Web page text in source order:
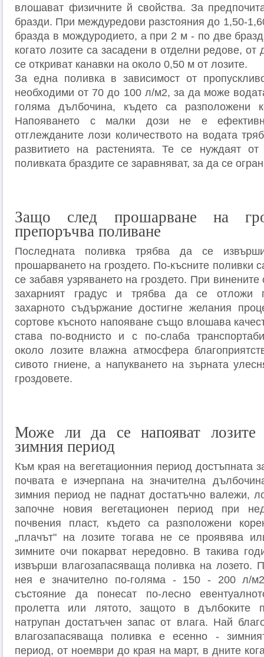
влошават физичните й свойства. За
бразди. При междуредови разстояния до 1,50-
бразда в мождуродието, а при 2 м - по две
когато лозите са засадени в отделни редове, от
се откриват канавки на около 0,50 м от лозите.
За една поливка в зависимост от
необходими от 70 до 100 л/м2, за да може
голяма дълбочина, където са разположени
Напояването с малки дози не е
отглежданите лози количеството на водата
развитието на растенията. Те се нуждаят
поливката браздите се заравняват, за да се
Защо след прошарване на
препоръчва поливане
Последната поливка трябва да се
прошарването на гроздето. По-късните поливки
се забавя узряването на гроздето. При
захарният градус и трябва да се отложи
захарното съдържание достигне желания
сортове късното напояване също влошава
става по-воднисто и с по-слаба
около лозите влажна атмосфера
сивото гниене, а напукването на зърната
гроздовете.
Може ли да се напояват лозите
зимния период
Към края на вегетационния период достъпната
почвата е изчерпана на значителна
зимния период не паднат достатъчно валежи,
започне новия вегетационен период при
почвения пласт, където са разположени
„плачът" на лозите тогава не се проявява
зимните очи покарват нередовно. В такива
извърши влагозапасяваща поливка на лозето.
нея е значително по-голяма - 150 - 200 л/
състояние да понесат по-лесно
пролетта или лятото, защото в дълбоките
натрупан достатъчен запас от влага. Най
влагозапасяваща поливка е есенно -
период, от ноември до края на март, в дните